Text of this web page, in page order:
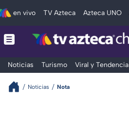
en vivo TV Azteca Azteca UNO
Noticias Turismo Viral y Tendencia
Noticias Nota